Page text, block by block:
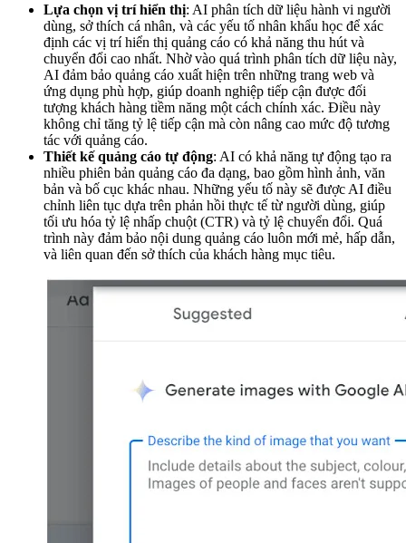
Lựa chọn vị trí hiển thị: AI phân tích dữ liệu hành vi người
dùng, sở thích cá nhân, và các yếu tố nhân khẩu học để xác
định các vị trí hiển thị quảng cáo có khả năng thu hút và
chuyển đổi cao nhất. Nhờ vào quá trình phân tích dữ liệu này,
AI đảm bảo quảng cáo xuất hiện trên những trang web và
ứng dụng phù hợp, giúp doanh nghiệp tiếp cận được đối
tượng khách hàng tiềm năng một cách chính xác. Điều này
không chỉ tăng tỷ lệ tiếp cận mà còn nâng cao mức độ tương
tác với quảng cáo.
Thiết kế quảng cáo tự động: AI có khả năng tự động tạo ra
nhiều phiên bản quảng cáo đa dạng, bao gồm hình ảnh, văn
bản và bố cục khác nhau. Những yếu tố này sẽ được AI điều
chỉnh liên tục dựa trên phản hồi thực tế từ người dùng, giúp
tối ưu hóa tỷ lệ nhấp chuột (CTR) và tỷ lệ chuyển đổi. Quá
trình này đảm bảo nội dung quảng cáo luôn mới mẻ, hấp dẫn,
và liên quan đến sở thích của khách hàng mục tiêu.